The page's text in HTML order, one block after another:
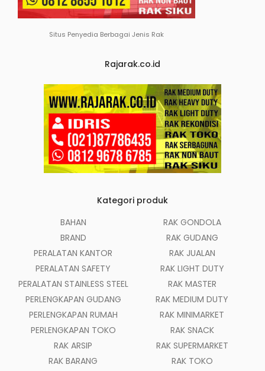
Situs Penyedia Berbagai Jenis Rak
Rajarak.co.id
Kategori produk
BAHAN
BRAND
PERALATAN KANTOR
PERALATAN SAFETY
PERALATAN STAINLESS STEEL
PERLENGKAPAN GUDANG
PERLENGKAPAN RUMAH
PERLENGKAPAN TOKO
RAK ARSIP
RAK BARANG
RAK GONDOLA
RAK GUDANG
RAK JUALAN
RAK LIGHT DUTY
RAK MASTER
RAK MEDIUM DUTY
RAK MINIMARKET
RAK SNACK
RAK SUPERMARKET
RAK TOKO